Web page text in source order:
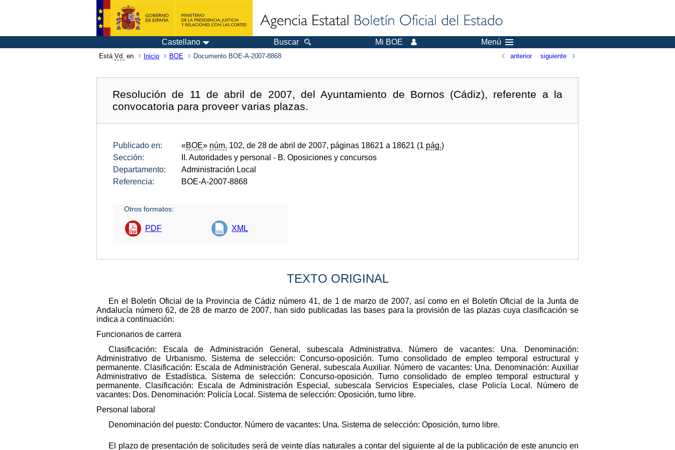
Castellano Buscar Mi BOE Menú
Está Vd. en Inicio BOE Documento BOE-A-2007-8868 anterior siguiente
Resolución de 11 de abril de 2007, del Ayuntamiento de Bornos (Cádiz), referente a la
convocatoria para proveer varias plazas.
Publicado en: «BOE» núm. 102, de 28 de abril de 2007, páginas 18621 a 18621 (1 pág.)
Sección:
II. Autoridades y personal - B. Oposiciones y concursos
Departamento:
Administración Local
Referencia:
BOE-A-2007-8868
Otros formatos:
PDF XML
TEXTO ORIGINAL
En el Boletín Oficial de la Provincia de Cádiz número 41, de 1 de marzo de 2007, así como en el Boletín Oficial de la Junta de
Andalucía número 62, de 28 de marzo de 2007, han sido publicadas las bases para la provisión de las plazas cuya clasificación se
indica a continuación:
Funcionarios de carrera
Clasificación: Escala de Administración General, subescala Administrativa. Número de vacantes: Una. Denominación:
Administrativo de Urbanismo. Sistema de selección: Concurso-oposición. Turno consolidado de empleo temporal estructural y
permanente. Clasificación: Escala de Administración General, subescala Auxiliar. Número de vacantes: Una. Denominación: Auxiliar
Administrativo de Estadística. Sistema de selección: Concurso-oposición. Turno consolidado de empleo temporal estructural y
permanente. Clasificación: Escala de Administración Especial, subescala Servicios Especiales, clase Policía Local. Número de
vacantes: Dos. Denominación: Policía Local. Sistema de selección: Oposición, turno libre.
Personal laboral
Denominación del puesto: Conductor. Número de vacantes: Una. Sistema de selección: Oposición, turno libre.
El plazo de presentación de solicitudes será de veinte días naturales a contar del siguiente al de la publicación de este anuncio en